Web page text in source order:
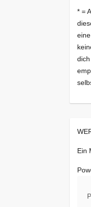
* =
Ein